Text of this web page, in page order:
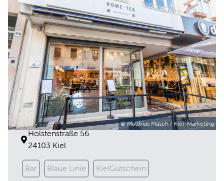
© Matthias Masch / Kiel-Marketing
Home Tea Jia
Holstenstraße 56
24103 Kiel
Bar Blaue Linie KielGutschein